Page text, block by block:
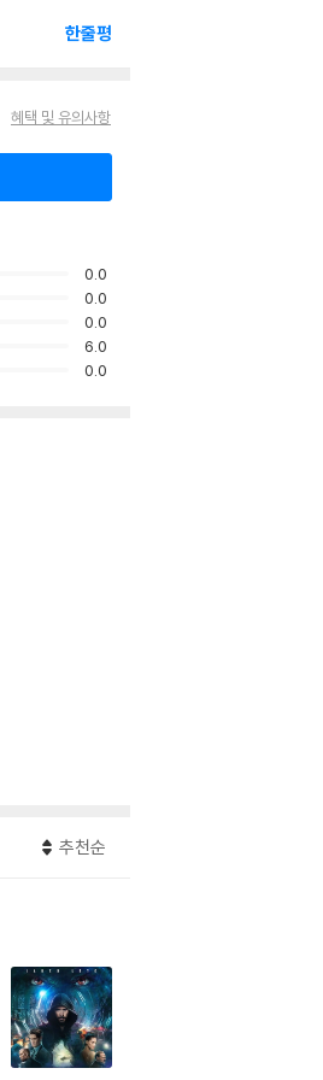
한줄평
혜택 및 유의사항
0.0
0.0
0.0
6.0
0.0
추천순